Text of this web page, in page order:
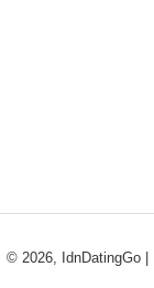
© 2026, IdnDatingGo |